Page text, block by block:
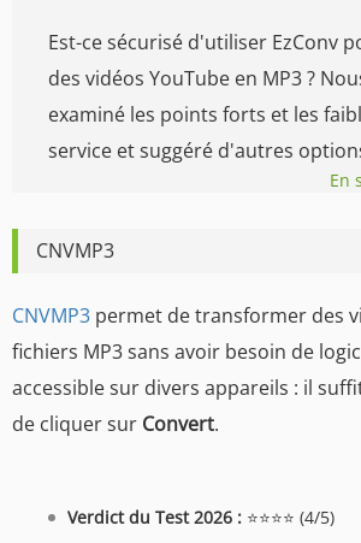
Est-ce sécurisé d'utiliser EzConv
des vidéos YouTube en MP3 ?
examiné les points forts et les
service et suggéré d'autres
En
CNVMP3
CNVMP3 permet de transformer des
fichiers MP3 sans avoir besoin de
accessible sur divers appareils : il
de cliquer sur Convert.
Verdict du Test 2026 : ⭐⭐⭐⭐ (4/5)